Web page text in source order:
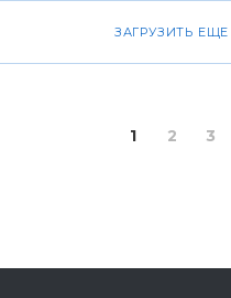
ЗАГРУЗИТЬ ЕЩЕ
1 2 3